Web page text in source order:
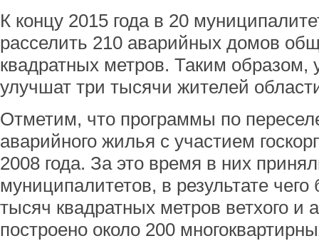
К концу 2015 года в 20
расселить 210 аварийных домов
квадратных метров. Таким образом,
улучшат три тысячи жителей
Отметим, что программы по
аварийного жилья с участием
2008 года. За это время в них
муниципалитетов, в результате
тысяч квадратных метров ветхого и
построено около 200